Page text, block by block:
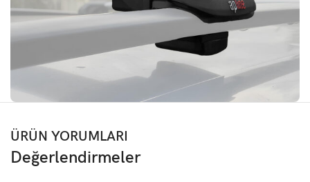
ÜRÜN YORUMLARI
Değerlendirmeler